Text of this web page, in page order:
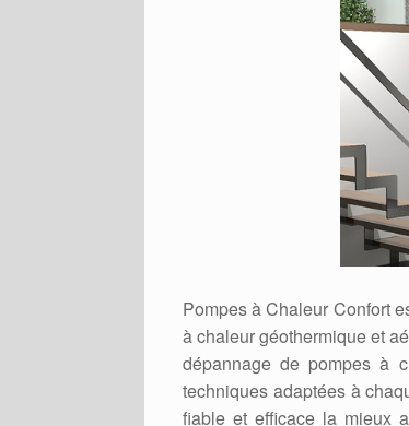
Pompes à Chaleur Confort
à chaleur géothermique et
dépannage de pompes à
techniques adaptées à
fiable et efficace la mieux